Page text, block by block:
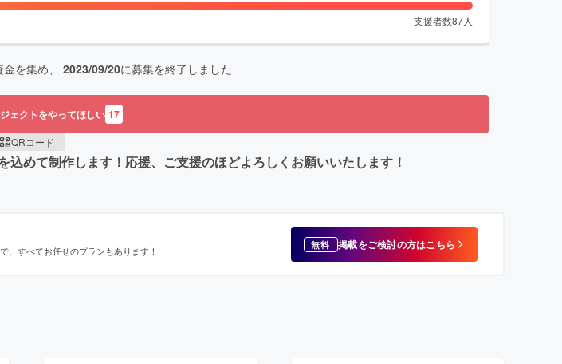
支援者数87人
を集め、 2023/09/20に募集を終了しました
ェクトをやってほしい 17
QRコード
めて制作します！応援、ご支援のほどよろしくお願いいたします！
、すべてお任せのプランもあります！ 無料 掲載をご検討の方はこちら